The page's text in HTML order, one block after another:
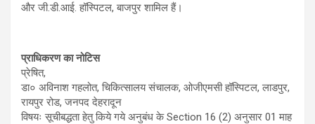
और जी.डी.आई. हॉस्पिटल, बाजपुर शामिल हैं।
प्राधिकरण का नोटिस
प्रेषित,
डा० अविनाश गहलोत, चिकित्सालय संचालक, ओजीएमसी हॉस्पिटल, लाडपुर,
रायपुर रोड, जनपद देहरादून
विषयः सूचीबद्धता हेतु किये गये अनुबंध के Section 16 (2) अनुसार 01 माह